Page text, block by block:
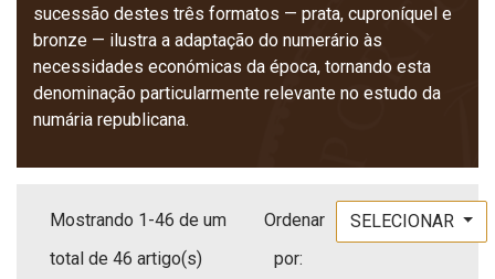
sucessão destes três formatos — prata, cuproníquel e
bronze — ilustra a adaptação do numerário às
necessidades económicas da época, tornando esta
denominação particularmente relevante no estudo da
numária republicana.
Mostrando 1-46 de um
total de 46 artigo(s)
Ordenar
por:
SELECIONAR